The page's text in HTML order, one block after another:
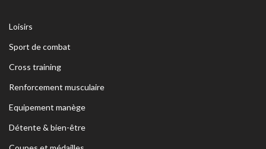
Loisirs
Sport de combat
Cross training
Renforcement musculaire
Equipement manège
Détente & bien-être